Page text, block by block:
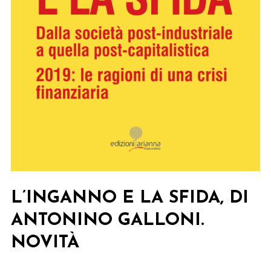
L’INGANNO E LA SFIDA, DI
ANTONINO GALLONI.
NOVITÀ